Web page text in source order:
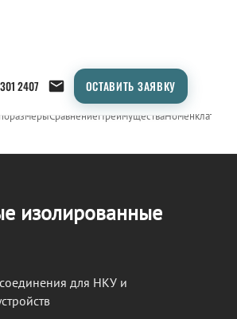
2407 ОСТАВИТЬ ЗАЯВКУ
СравнениеПреимуществаНоменклатура
изолированные
для НКУ и